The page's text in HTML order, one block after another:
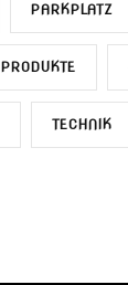
PARKPLATZ
PRODUKTE
TECHNIK